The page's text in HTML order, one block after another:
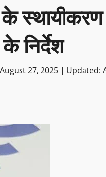
निर्देश
27, 2025 | Updated: